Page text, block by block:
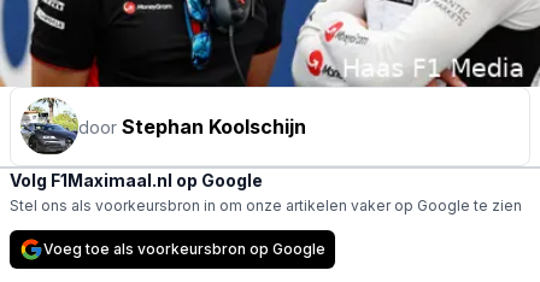
door Stephan Koolschijn
Volg F1Maximaal.nl op Google
Stel ons als voorkeursbron in om onze artikelen vaker op Google te zien
Voeg toe als voorkeursbron op Google